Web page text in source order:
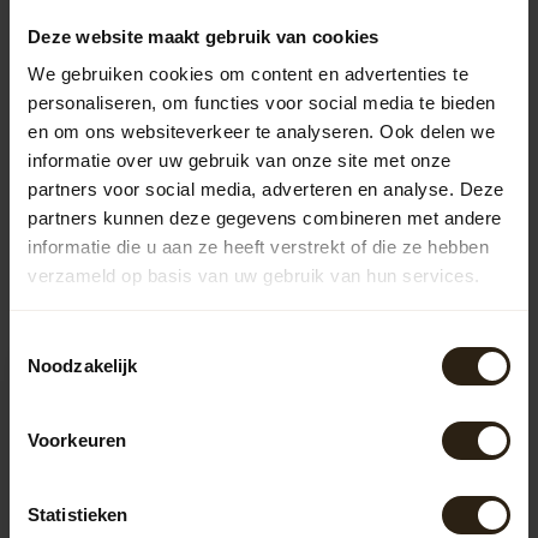
Deze website maakt gebruik van cookies
We gebruiken cookies om content en advertenties te
personaliseren, om functies voor social media te bieden
en om ons websiteverkeer te analyseren. Ook delen we
informatie over uw gebruik van onze site met onze
partners voor social media, adverteren en analyse. Deze
partners kunnen deze gegevens combineren met andere
informatie die u aan ze heeft verstrekt of die ze hebben
verzameld op basis van uw gebruik van hun services.
Noodzakelijk
Voorkeuren
Statistieken
Vragen over dit product?
Neem gerust contact op met onze klantenservice op
info@barrelatelier.nl of038 - 3760185. We helpen je graag!
Recent bekeken